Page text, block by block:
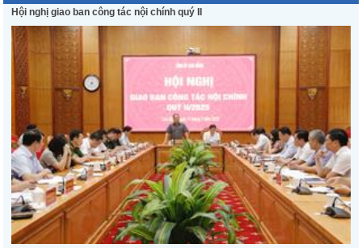
Hội nghị giao ban công tác nội chính quý II